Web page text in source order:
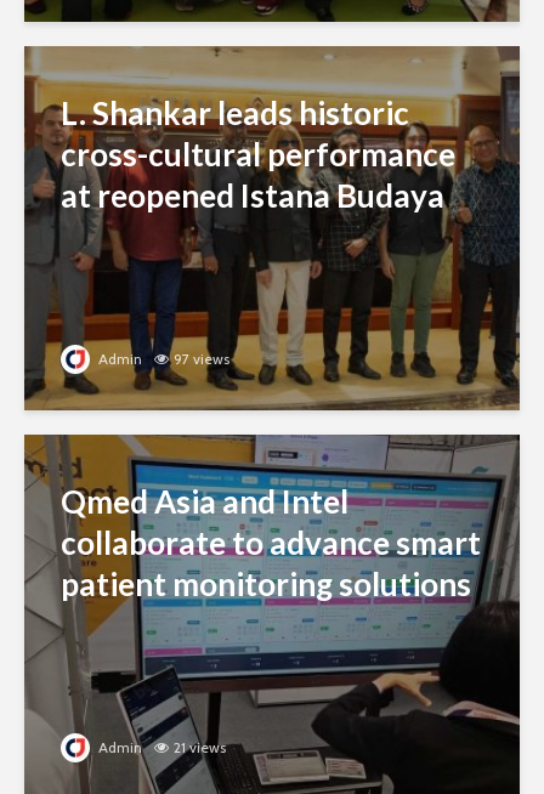
L. Shankar leads historic
cross-cultural performance
at reopened Istana Budaya
Admin 97 views
Qmed Asia and Intel
collaborate to advance smart
patient monitoring solutions
Admin 21 views